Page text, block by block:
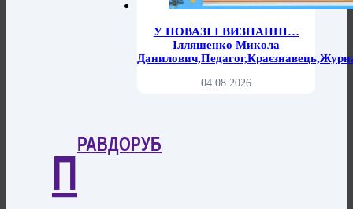
У ПОВАЗІ І ВИЗНАННІ…
Ілляшенко Микола
04.08.2026
П
РАВДОРУБ